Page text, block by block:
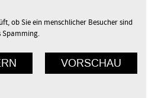
ob Sie ein menschlicher Besucher sind
Spamming.